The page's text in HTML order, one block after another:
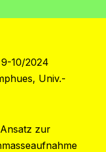
9-10/2024
Univ.-
zur